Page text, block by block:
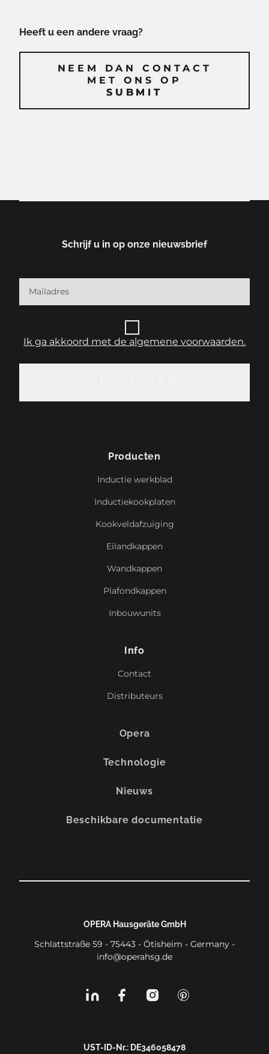
Heeft u een andere vraag?
NEEM DAN CONTACT
MET ONS OP
SUBMIT
SUBMIT
Producten
Inductie werkblad
Inductiekookplaten
Kookveldafzuiging
Eilandkappen
Wandkappen
Plafondkappen
Inbouwunits
Info
Contact
Distributeurs
Opera
Technologie
Nieuws
Beschikbare documentatie
Schrijf u in op onze nieuwsbrief
Ik ga akkoord met de algemene voorwaarden.
OPERA Hausgeräte GmbH
Schlattstraße 59 - 75443 - Ötisheim - Germany -
info@operahsg.de
UST-ID-Nr.: DE346058478